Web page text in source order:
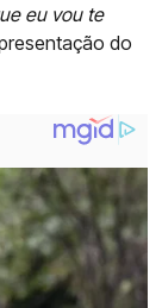
eu vou te
do